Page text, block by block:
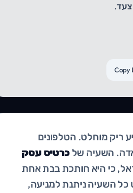
Copy
ריק מוחלט. הטלפונים
השעיה שלכרטיס עסק
כי היא חותכת בבת אחת
כל השעיה ניתנת למניעה,